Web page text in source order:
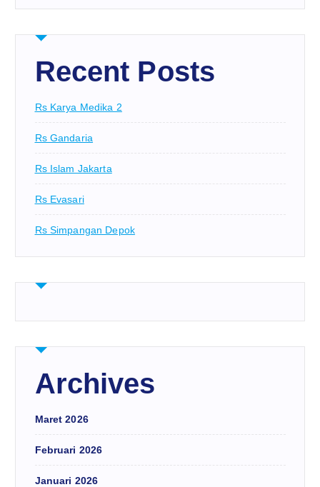
Recent Posts
Rs Karya Medika 2
Rs Gandaria
Rs Islam Jakarta
Rs Evasari
Rs Simpangan Depok
Archives
Maret 2026
Februari 2026
Januari 2026